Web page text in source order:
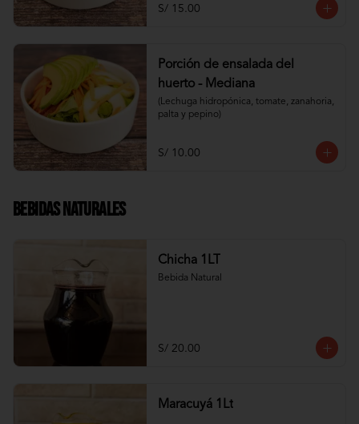
S/ 15.00
Porción de ensalada del
huerto - Mediana
(Lechuga hidropónica, tomate, zanahoria,
palta y pepino)
S/ 10.00
Bebidas Naturales
Chicha 1LT
Bebida Natural
S/ 20.00
Maracuyá 1Lt